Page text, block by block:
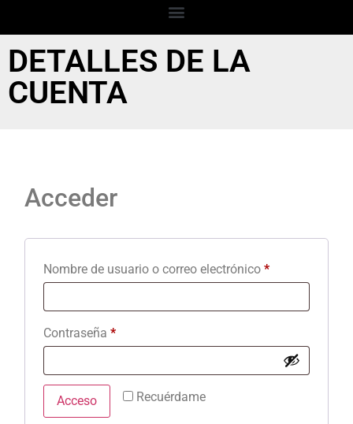
DETALLES DE LA
CUENTA
Acceder
Nombre de usuario o correo electrónico*
Contraseña*
Recuérdame
Acceso